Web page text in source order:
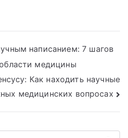
написанием: 7 шагов
медицины
Как находить научные
медицинских вопросах